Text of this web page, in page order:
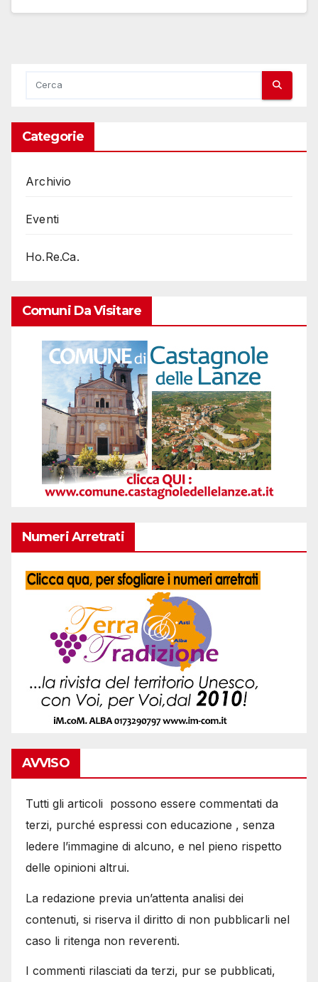
Categorie
Archivio
Eventi
Ho.Re.Ca.
Comuni Da Visitare
Numeri Arretrati
AVVISO
Tutti gli articoli possono essere commentati da
terzi, purché espressi con educazione , senza
ledere l’immagine di alcuno, e nel pieno rispetto
delle opinioni altrui.
La redazione previa un’attenta analisi dei
contenuti, si riserva il diritto di non pubblicarli nel
caso li ritenga non reverenti.
I commenti rilasciati da terzi, pur se pubblicati,